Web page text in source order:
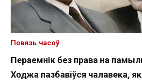
Пераемнік без права на
Ходжа пазбавіўся чалавека,
Повязь часоў